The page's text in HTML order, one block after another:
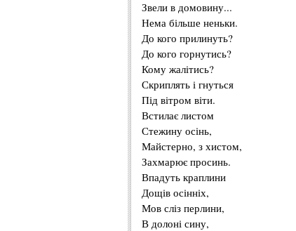
Звели в домовину...
Нема більше неньки.
До кого прилинуть?
До кого горнутись?
Кому жалітись?
Скриплять і гнуться
Під вітром віти.
Встилає листом
Стежину осінь,
Майстерно, з хистом,
Захмарює просинь.
Впадуть краплини
Дощів осінніх,
Мов сліз перлини,
В долоні сину,